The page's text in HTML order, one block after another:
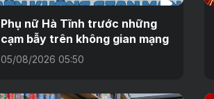
Phụ nữ Hà Tĩnh trước những
cạm bẫy trên không gian mạng
05/08/2026 05:50